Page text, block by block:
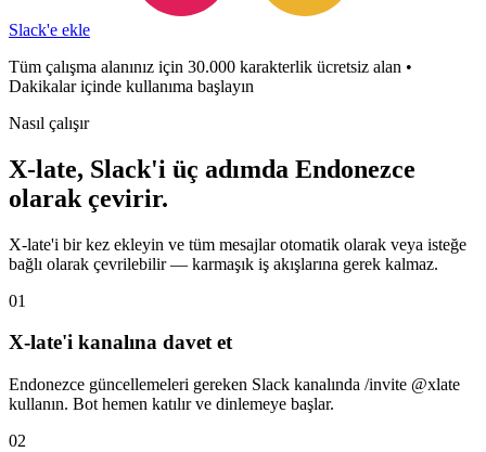
Slack'e ekle
Tüm çalışma alanınız için 30.000 karakterlik ücretsiz alan •
Dakikalar içinde kullanıma başlayın
Nasıl çalışır
X-late, Slack'i üç adımda Endonezce
olarak çevirir.
X-late'i bir kez ekleyin ve tüm mesajlar otomatik olarak veya isteğe
bağlı olarak çevrilebilir — karmaşık iş akışlarına gerek kalmaz.
01
X-late'i kanalına davet et
Endonezce güncellemeleri gereken Slack kanalında /invite @xlate
kullanın. Bot hemen katılır ve dinlemeye başlar.
02